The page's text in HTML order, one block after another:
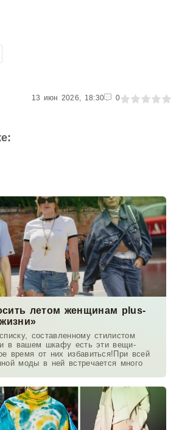
13 июн 2026, 18:30 0
1 2 3 4 5
летом женщинам plus-
составленному стилистом
в вашем шкафу есть эти вещи-
время от них избавиться!При всей
моды в ней встречается много